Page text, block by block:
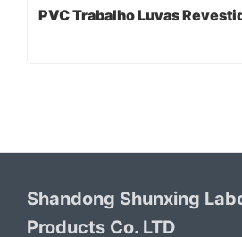
PVC Trabalho Luvas
Shandong Shunxing
Products Co. LTD